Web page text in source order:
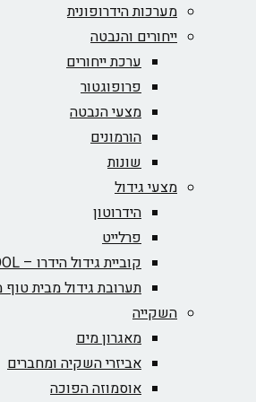
מערכות הידרופונית
ייחורים והנבטה
ערכת ייחורים
פרופוגטור
מצעי הנבטה
הורמונים
מצעי גידול
הידרוטון
פרלייט
קוביית גידול הידרו – ROCKWOOL‏
תערובת גידול מבית טוף מרום גולן
השקייה
מאגרון מים
אביזרי השקיה ומחברים
אוסמוזה הפוכה